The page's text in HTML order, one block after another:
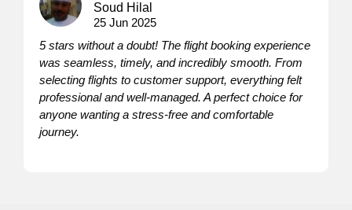
Sania Farooq
25 Jun 2025
Absolutely deserves 5 stars! Everything was well-
organized and easy to understand. The service felt
professional and trustworthy from the start. It’s great
to see such smooth handling and clear
communication. Would definitely recommend to
anyone looking for reliable travel support.